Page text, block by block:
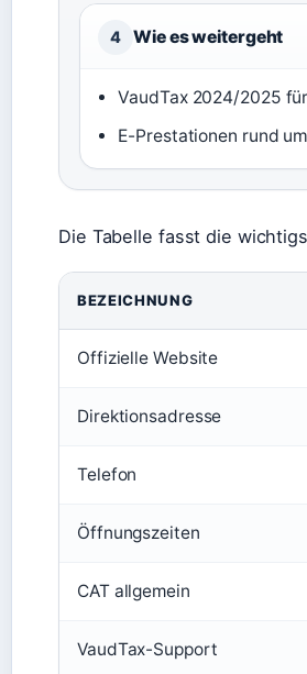
4 Wie es weitergeht
VaudTax 2024/2025
E-Prestationen rund
Die Tabelle fasst die
BEZEICHNUNG
Offizielle Website
Direktionsadresse
Telefon
Öffnungszeiten
CAT allgemein
VaudTax-Support